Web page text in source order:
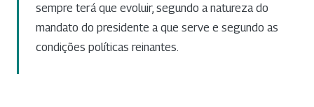
sempre terá que evoluir, segundo a natureza do
mandato do presidente a que serve e segundo as
condições políticas reinantes.